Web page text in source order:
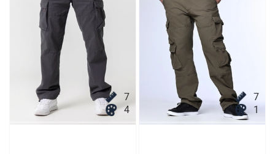
7
4
7
1